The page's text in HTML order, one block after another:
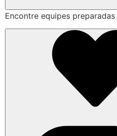
Encontre equipes